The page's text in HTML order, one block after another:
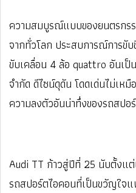
ความสมบูรณ์แบบของยนตรกร
จากทั่วโลก ประสบการณ์การขั
ขับเคลื่อน 4 ล้อ quattro อันเ
จำกัด ดีไซน์ดุดัน โดดเด่นไม่เห
ความลงตัวอันน่าทึ่งของรถสปอ
Audi TT ก้าวสู่ปีที่ 25 นับตั้งแ
รถสปอร์ตไอคอนที่เป็นขวัญใจ